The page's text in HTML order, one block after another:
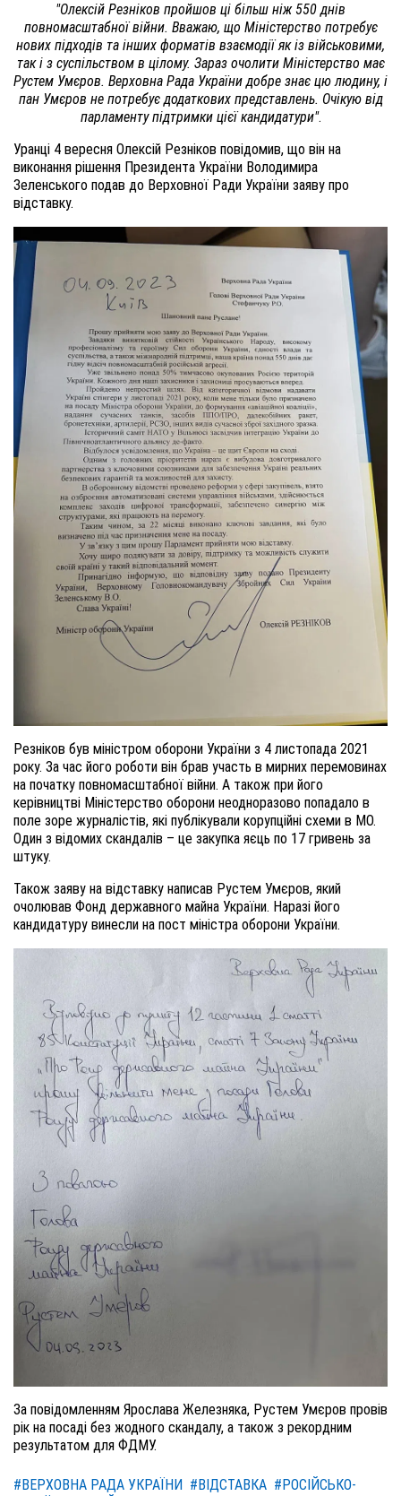
"Олексій Резніков пройшов ці більш ніж 550 днів
повномасштабної війни. Вважаю, що Міністерство потребує
нових підходів та інших форматів взаємодії як із військовими,
так і з суспільством в цілому. Зараз очолити Міністерство має
Рустем Умєров. Верховна Рада України добре знає цю людину, і
пан Умєров не потребує додаткових представлень. Очікую від
парламенту підтримки цієї кандидатури".
Уранці 4 вересня Олексій Резніков повідомив, що він на
виконання рішення Президента України Володимира
Зеленського подав до Верховної Ради України заяву про
відставку.
Резніков був міністром оборони України з 4 листопада 2021
року. За час його роботи він брав участь в мирних перемовинах
на початку повномасштабної війни. А також при його
керівництві Міністерство оборони неодноразово попадало в
поле зоре журналістів, які публікували корупційні схеми в МО.
Один з відомих скандалів – це закупка яєць по 17 гривень за
штуку.
Також заяву на відставку написав Рустем Умєров, який
очолював Фонд державного майна України. Наразі його
кандидатуру винесли на пост міністра оборони України.
За повідомленням Ярослава Железняка, Рустем Умєров провів
рік на посаді без жодного скандалу, а також з рекордним
результатом для ФДМУ.
#ВЕРХОВНА РАДА УКРАЇНИ #ВІДСТАВКА #РОСІЙСЬКО-